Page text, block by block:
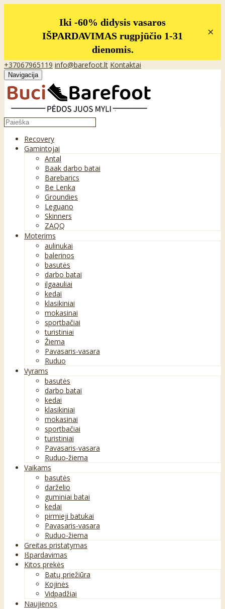
Iki -60% didysis vasaros
IŠPARDAVIMAS rugpjūčio 1-31
dienomis.
×
+37067965119 info@barefoot.lt Kontaktai
Navigacija
Recovery
Gamintojai
Antal
Baak darbo batai
Barebarics
Be Lenka
Groundies
Leguano
Skinners
ZAQQ
Moterims
aulinukai
balerinos
basutės
darbo batai
ilgaauliai
kedai
klasikiniai
mokasinai
sportbačiai
turistiniai
Žiema
Pavasaris-vasara
Ruduo
Vyrams
basutės
darbo batai
kedai
klasikiniai
mokasinai
sportbačiai
turistiniai
Pavasaris-vasara
Ruduo-žiema
Vaikams
basutės
darželio
guminiai batai
kedai
pirmieji batukai
Pavasaris-vasara
Ruduo-žiema
Greitas pristatymas
Išpardavimas
Kitos prekės
Batų priežiūra
Kojinės
Vidpadžiai
Naujienos